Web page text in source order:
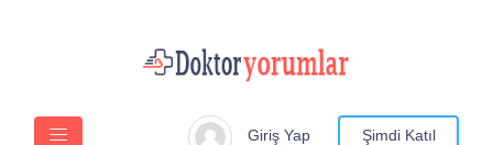
Giriş Yap Şimdi Katıl